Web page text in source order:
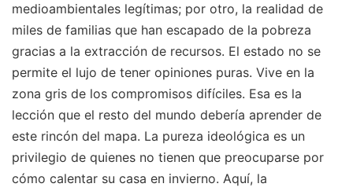
medioambientales legítimas; por otro, la realidad de
miles de familias que han escapado de la pobreza
gracias a la extracción de recursos. El estado no se
permite el lujo de tener opiniones puras. Vive en la
zona gris de los compromisos difíciles. Esa es la
lección que el resto del mundo debería aprender de
este rincón del mapa. La pureza ideológica es un
privilegio de quienes no tienen que preocuparse por
cómo calentar su casa en invierno. Aquí, la